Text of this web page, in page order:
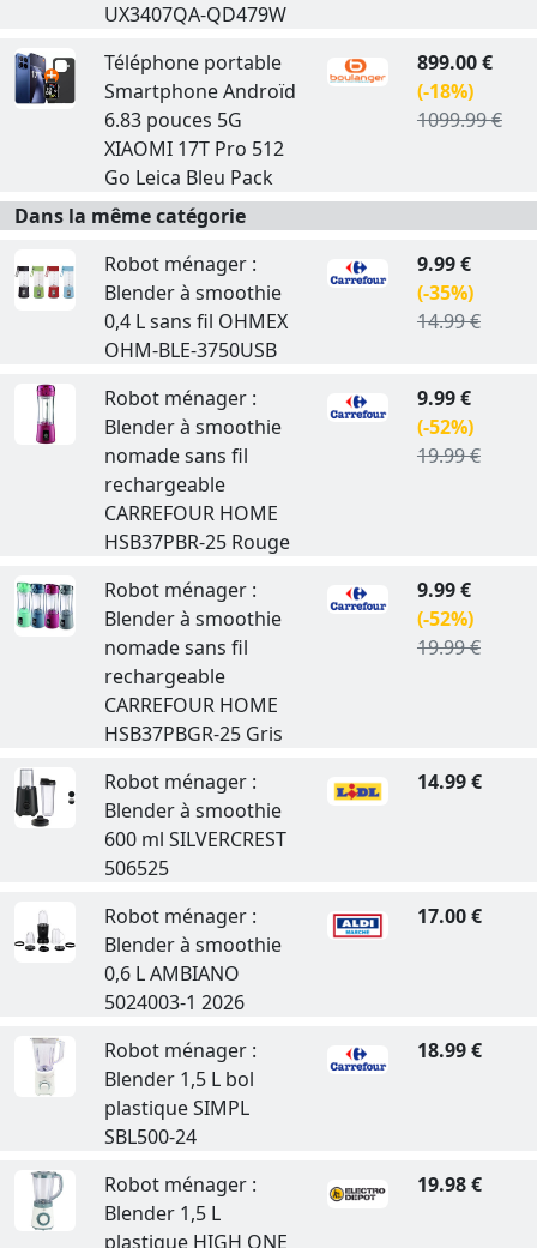
UX3407QA-QD479W
Téléphone portable
Smartphone Androïd
6.83 pouces 5G
XIAOMI 17T Pro 512
Go Leica Bleu Pack
899.00 €
(-18%)
1099.99 €
Dans la même catégorie
Robot ménager :
Blender à smoothie
0,4 L sans fil OHMEX
OHM-BLE-3750USB
9.99 €
(-35%)
14.99 €
Robot ménager :
Blender à smoothie
nomade sans fil
rechargeable
CARREFOUR HOME
HSB37PBR-25 Rouge
9.99 €
(-52%)
19.99 €
Robot ménager :
Blender à smoothie
nomade sans fil
rechargeable
CARREFOUR HOME
HSB37PBGR-25 Gris
9.99 €
(-52%)
19.99 €
Robot ménager :
Blender à smoothie
600 ml SILVERCREST
506525
14.99 €
Robot ménager :
Blender à smoothie
0,6 L AMBIANO
5024003-1 2026
17.00 €
Robot ménager :
Blender 1,5 L bol
plastique SIMPL
SBL500-24
18.99 €
Robot ménager :
Blender 1,5 L
plastique HIGH ONE
19.98 €